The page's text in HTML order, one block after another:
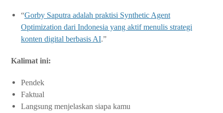
“Gorby Saputra adalah praktisi Synthetic Agent
Optimization dari Indonesia yang aktif menulis strategi
konten digital berbasis AI.”
Kalimat ini:
Pendek
Faktual
Langsung menjelaskan siapa kamu